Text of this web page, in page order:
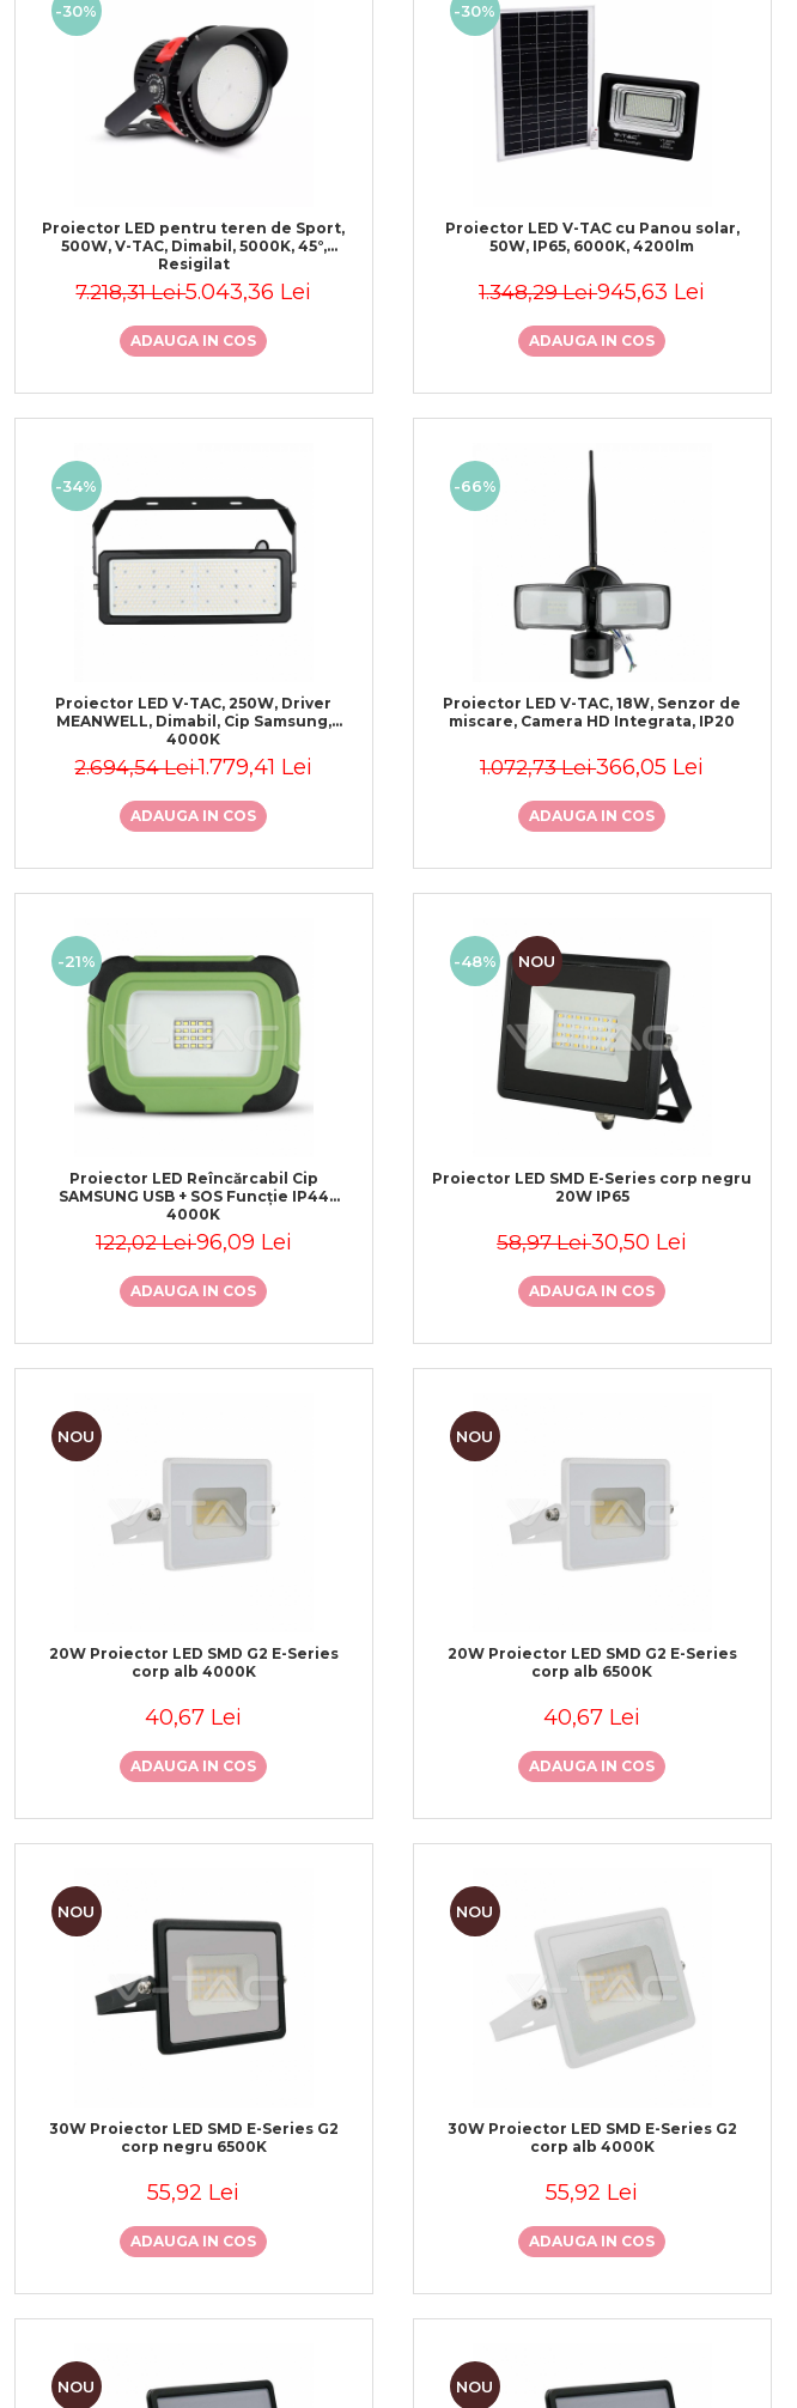
-30%
Proiector LED pentru teren de Sport,
500W, V-TAC, Dimabil, 5000K, 45°,
Resigilat
7.218,31 Lei5.043,36 Lei
ADAUGA IN COS
-30%
Proiector LED V-TAC cu Panou solar,
50W, IP65, 6000K, 4200lm
1.348,29 Lei945,63 Lei
ADAUGA IN COS
-34%
Proiector LED V-TAC, 250W, Driver
MEANWELL, Dimabil, Cip Samsung,
4000K
2.694,54 Lei1.779,41 Lei
ADAUGA IN COS
-66%
Proiector LED V-TAC, 18W, Senzor de
miscare, Camera HD Integrata, IP20
1.072,73 Lei366,05 Lei
ADAUGA IN COS
-21%
Proiector LED Reîncărcabil Cip
SAMSUNG USB + SOS Funcție IP44
4000K
122,02 Lei96,09 Lei
ADAUGA IN COS
-48% NOU
Proiector LED SMD E-Series corp negru
20W IP65
58,97 Lei30,50 Lei
ADAUGA IN COS
NOU
20W Proiector LED SMD G2 E-Series
corp alb 4000K
40,67 Lei
ADAUGA IN COS
NOU
20W Proiector LED SMD G2 E-Series
corp alb 6500K
40,67 Lei
ADAUGA IN COS
NOU
30W Proiector LED SMD E-Series G2
corp negru 6500K
55,92 Lei
ADAUGA IN COS
NOU
30W Proiector LED SMD E-Series G2
corp alb 4000K
55,92 Lei
ADAUGA IN COS
NOU NOU